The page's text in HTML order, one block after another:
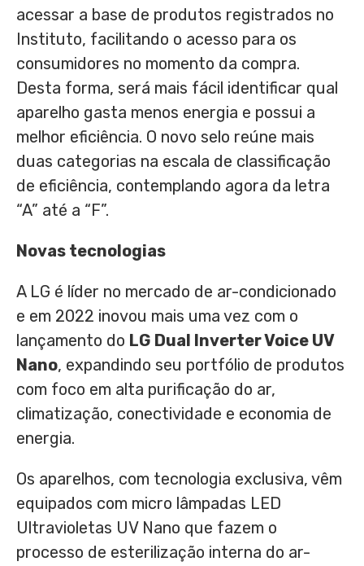
acessar a base de produtos registrados no
Instituto, facilitando o acesso para os
consumidores no momento da compra.
Desta forma, será mais fácil identificar qual
aparelho gasta menos energia e possui a
melhor eficiência. O novo selo reúne mais
duas categorias na escala de classificação
de eficiência, contemplando agora da letra
“A” até a “F”.
Novas tecnologias
A LG é líder no mercado de ar-condicionado
e em 2022 inovou mais uma vez com o
lançamento do LG Dual Inverter Voice UV
Nano, expandindo seu portfólio de produtos
com foco em alta purificação do ar,
climatização, conectividade e economia de
energia.
Os aparelhos, com tecnologia exclusiva, vêm
equipados com micro lâmpadas LED
Ultravioletas UV Nano que fazem o
processo de esterilização interna do ar-